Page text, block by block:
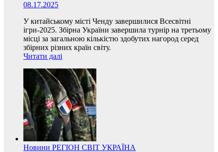
08.17.2025
У китайському місті Ченду завершилися Всесвітні
ігри-2025. Збірна України завершила турнір на третьому
місці за загальною кількістю здобутих нагород серед
збірних різних країн світу.
Читати далі
Новини РЕГІОН СВІТ УКРАЇНА